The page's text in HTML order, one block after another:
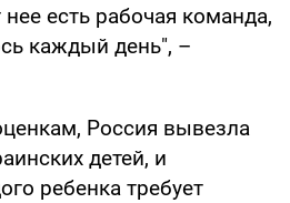
есть рабочая команда,
каждый день", –
Россия вывезла
детей, и
ребенка требует